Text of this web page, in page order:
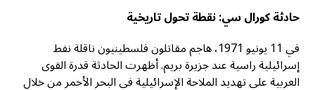
حادثة كورال سي: نقطة تحول تاريخية
في 11 يونيو 1971، هاجم مقاتلون فلسطينيون ناقلة نفط
إسرائيلية راسية عند جزيرة بريم. أظهرت الحادثة قدرة القوى
العربية على تهديد الملاحة الإسرائيلية في البحر الأحمر من خلال